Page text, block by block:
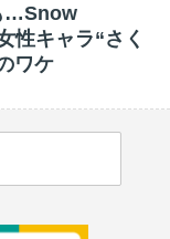
…Snow
性キャラ“さく
ワケ